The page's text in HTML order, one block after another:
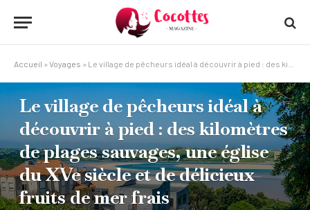
Accueil » Voyages » Le village de pêcheurs idéal à découvrir à pied : des kilomètres de plages sauvages, une église du XVe siècle et de délicieux fruits de mer frais
Le village de pêcheurs idéal à
découvrir à pied : des kilomètres
de plages sauvages, une église
du XVe siècle et de délicieux
fruits de mer frais